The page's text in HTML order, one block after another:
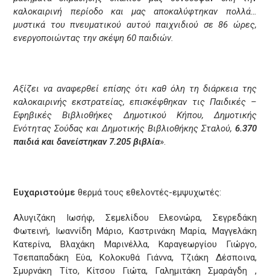
καλοκαιρινή περίοδο και μας αποκαλύφτηκαν πολλά…
μυστικά του πνευματικού αυτού παιχνιδιού σε 86 ώρες,
ενεργοποιώντας την σκέψη 60 παιδιών.
Αξίζει να αναφερθεί επίσης ότι καθ όλη τη διάρκεια της
καλοκαιρινής εκστρατείας, επισκέφθηκαν τις Παιδικές –
Εφηβικές Βιβλιοθήκες Δημοτικού Κήπου, Δημοτικής
Ενότητας Σούδας και Δημοτικής Βιβλιοθήκης Σταλού, 6.370
παιδιά και δανείστηκαν 7.205 βιβλία».
Ευχαριστούμε θερμά τους εθελοντές-εμψυχωτές:
Αλυγιζάκη Ιωσήφ, Σεμελίδου Ελεονώρα, Σεγρεδάκη
Φωτεινή, Ιωαννίδη Μάριο, Καστρινάκη Μαρία, Μαγγελάκη
Κατερίνα, Βλαχάκη Μαρινέλλα, Καραγεωργίου Γιώργο,
Τσεπαπαδάκη Εύα, Κολοκυθά Γιάννα, Τζιάκη Δέσποινα,
Σμυρνάκη Τίτο, Κίτσου Γιώτα, Γαλημιτάκη Σμαράγδη ,